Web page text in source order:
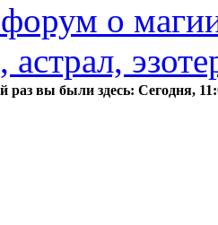
о
астрал,
раз вы были здесь: Сегодня,